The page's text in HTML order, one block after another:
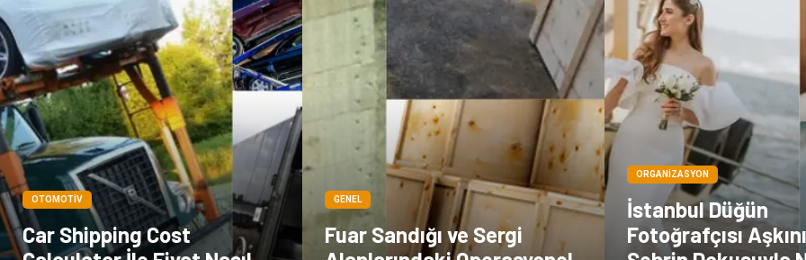
OTOMOTIV
Car Shipping Cost
GENEL
Fuar Sandığı ve Sergi
ORGANIZASYON
İstanbul Düğün
Fotoğrafçısı